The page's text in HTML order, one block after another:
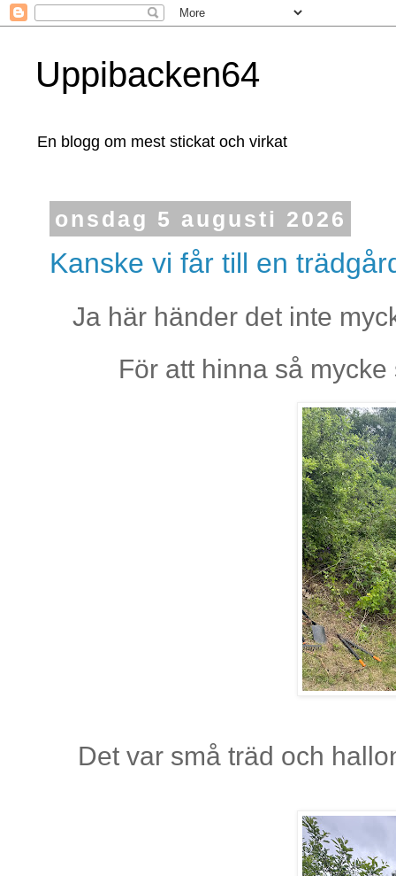
Uppibacken64
En blogg om mest stickat och virkat
onsdag 5 augusti 2026
Kanske vi får till en
Ja här händer det inte
För att hinna så
Det var små träd och